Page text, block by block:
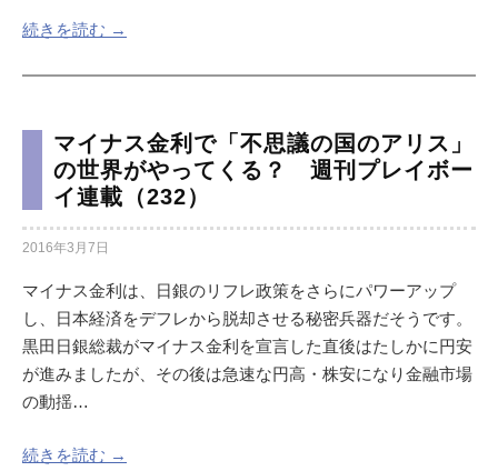
続きを読む →
マイナス金利で「不思議の国のアリス」
の世界がやってくる？ 週刊プレイボー
イ連載（232）
2016年3月7日
マイナス金利は、日銀のリフレ政策をさらにパワーアップ
し、日本経済をデフレから脱却させる秘密兵器だそうです。
黒田日銀総裁がマイナス金利を宣言した直後はたしかに円安
が進みましたが、その後は急速な円高・株安になり金融市場
の動揺…
続きを読む →